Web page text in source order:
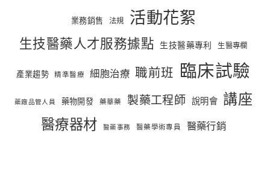
業務銷售 法規 活動花絮
生技醫藥人才服務據點 生技醫藥專利 生醫專欄
產業趨勢 精準醫療 細胞治療 職前班 臨床試驗
藥廠品管人員 藥物開發 藥華藥 製藥工程師 說明會 講座
醫療器材 醫藥事務 醫藥學術專員 醫藥行銷